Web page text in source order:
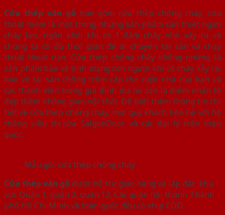
Cửa thép vân gỗ bao gồm cửa thép chống cháy, cửa
thoát hiểm là một trong những sản phẩm cần thiết ngăn
cháy lan, ngăn khói khi có 1 đám cháy nhỏ xảy ra và
chúng ta có đủ thời gian để di chuyển tài sản và chạy
thoát thoát nạn. Cửa thép chống cháy không những là
sản phẩm bảo vệ tính mạng con người khi có cháy xảy ra,
bảo vệ tài sản chống trộm cấp cho ngôi nhà của bạn và
các thành viên trong gia đình mà nó còn là điểm nhấn tô
đẹp thêm không gian nội thất. Để biết thêm thông tin chi
tiết về cửa thép chống cháy, mời quý khách liên hệ với hệ
thống siêu thị cửa SaigonDoor và các đại lý trên toàn
quốc.
Mẫu góc cửa thép chống cháy
Cửa thép vân gỗ được hỗ trợ giao hàng và lắp đặt khu
vực Quận 1, quận 2, quận 12, Các quận nội thành Thành
phố Hồ Chí Minh và toàn quốc đều có ship COD.